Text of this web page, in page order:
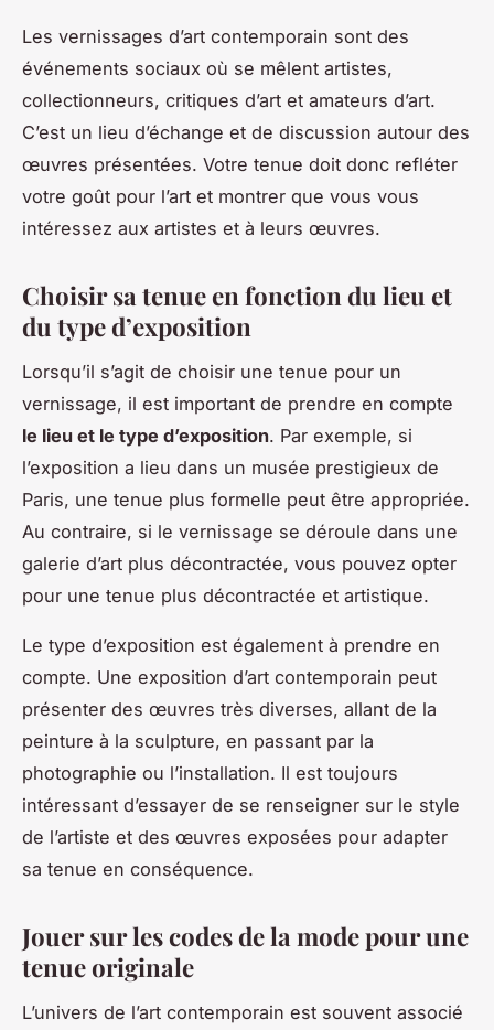
Les vernissages d’art contemporain sont des
événements sociaux où se mêlent artistes,
collectionneurs, critiques d’art et amateurs d’art.
C’est un lieu d’échange et de discussion autour des
œuvres présentées. Votre tenue doit donc refléter
votre goût pour l’art et montrer que vous vous
intéressez aux artistes et à leurs œuvres.
Choisir sa tenue en fonction du lieu et
du type d’exposition
Lorsqu’il s’agit de choisir une tenue pour un
vernissage, il est important de prendre en compte
le lieu et le type d’exposition. Par exemple, si
l’exposition a lieu dans un musée prestigieux de
Paris, une tenue plus formelle peut être appropriée.
Au contraire, si le vernissage se déroule dans une
galerie d’art plus décontractée, vous pouvez opter
pour une tenue plus décontractée et artistique.
Le type d’exposition est également à prendre en
compte. Une exposition d’art contemporain peut
présenter des œuvres très diverses, allant de la
peinture à la sculpture, en passant par la
photographie ou l’installation. Il est toujours
intéressant d’essayer de se renseigner sur le style
de l’artiste et des œuvres exposées pour adapter
sa tenue en conséquence.
Jouer sur les codes de la mode pour une
tenue originale
L’univers de l’art contemporain est souvent associé